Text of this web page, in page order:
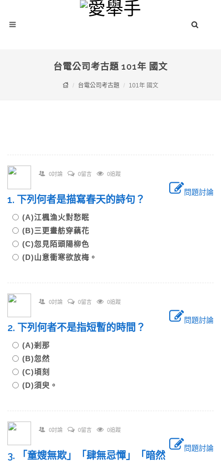
台電公司考古題 101年 國文
台電公司考古題 101年 國文
0討論 0留言 0追蹤
問題討論
1. 下列何者是描寫春天的詩句？
(A)江楓漁火對愁眠
(B)三更畫舫穿藕花
(C)忽見陌頭陽柳色
(D)山意衝寒欲放梅。
0討論 0留言 0追蹤
問題討論
2. 下列何者不是指短暫的時間？
(A)剎那
(B)忽然
(C)頃刻
(D)須臾。
0討論 0留言 0追蹤
問題討論
3. 「童嫂無欺」「肆無忌憚」「暗然